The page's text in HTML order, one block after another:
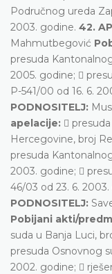
Područnog ureda
2003. godine. 42.
Mahmutbegović
presuda
2005. godine; 
P-541/00 od 16. 6.
PODNOSITELJ:
apelacije: 
Hercegovine, broj
presuda
2003. godine; 
46/03 od 23. 6.
PODNOSITELJ:
Pobijani akti/
suda u Banja Luci,
presuda Osnovnog
2002. godine; 